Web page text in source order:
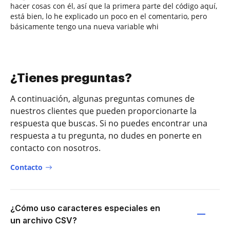
hacer cosas con él, así que la primera parte del código aquí,
está bien, lo he explicado un poco en el comentario, pero
básicamente tengo una nueva variable whi
¿Tienes preguntas?
A continuación, algunas preguntas comunes de
nuestros clientes que pueden proporcionarte la
respuesta que buscas. Si no puedes encontrar una
respuesta a tu pregunta, no dudes en ponerte en
contacto con nosotros.
Contacto
¿Cómo uso caracteres especiales en
un archivo CSV?